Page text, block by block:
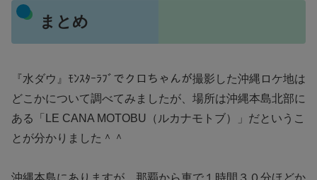
まとめ
『水ダウ』ﾓﾝｽﾀｰﾗﾌﾞでクロちゃんが撮影した沖縄ロケ地は
どこかについて調べてみましたが、場所は沖縄本島北部に
ある「LE CANA MOTOBU（ルカナモトブ）」だというこ
とが分かりました＾＾